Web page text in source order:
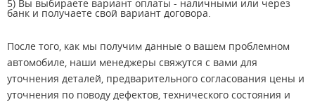
5) Вы выбираете вариант оплаты - наличными или через
банк и получаете свой вариант договора.
После того, как мы получим данные о вашем проблемном
автомобиле, наши менеджеры свяжутся с вами для
уточнения деталей, предварительного согласования цены и
уточнения по поводу дефектов, технического состояния и